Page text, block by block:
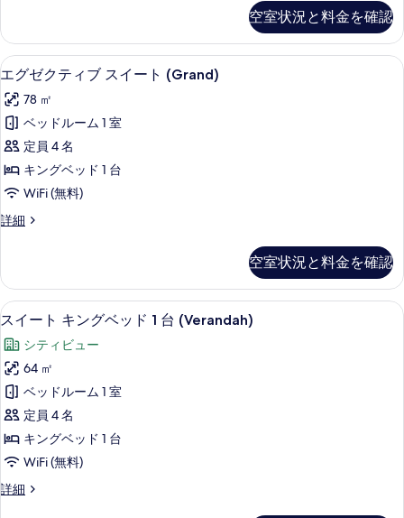
グ
ベ
ッ
ド
台
の
す
べ
写
真
を
表
示
す
る
ス
イ
ー
キ
ン
ベ
ッ
ド
台
空室状況と料金を確認
エ
グ
ゼ
ク
テ
ィ
ブ
ス
ー
ト
(Grand)
の
す
べ
て
の
写
真
エグゼクティブ スイート (Grand) |
12
エグゼクティブ スイート (Grand)
78 ㎡
ベッドルーム 1 室
定員 4 名
キングベッド 1 台
WiFi (無料)
詳細
エ
テ
ィ
ブ
イ
ー
ト
(Grand)
の
詳
細
空室状況と料金を確認
ス
イ
ー
ト
キ
ン
グ
ベ
ッ
高級寝具、ミニバー、セーフティボ
10
スイート キングベッド 1 台 (Verandah)
シティビュー
64 ㎡
ベッドルーム 1 室
定員 4 名
キングベッド 1 台
WiFi (無料)
詳細
ス